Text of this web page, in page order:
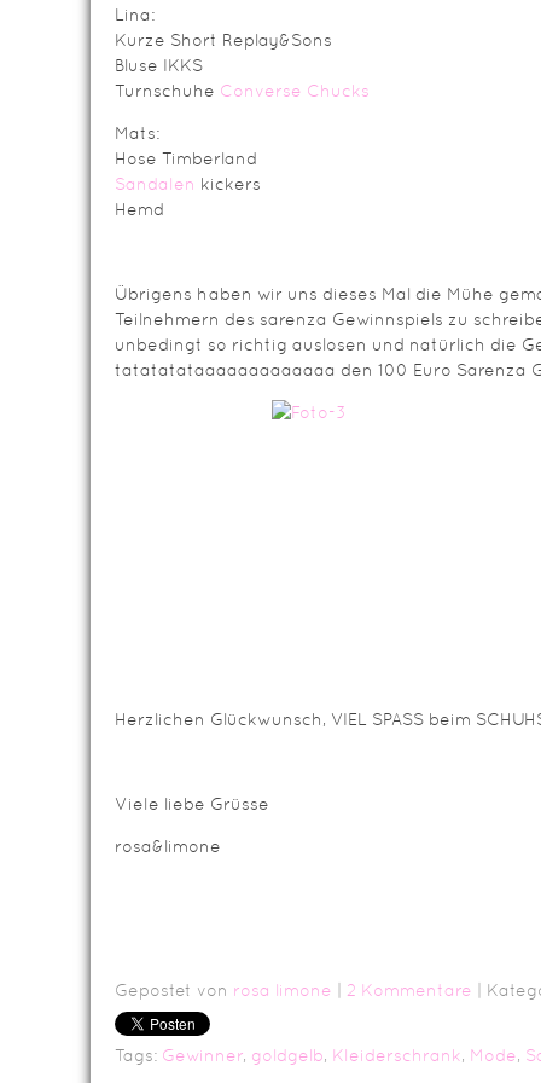
Lina:
Kurze Short Replay&Sons
Bluse IKKS
Turnschuhe Converse Chucks
Mats:
Hose Timberland
Sandalen kickers
Hemd
Übrigens haben wir uns dieses Mal die Mühe
Teilnehmern des sarenza Gewinnspiels zu
unbedingt so richtig auslosen und natürlich die
tatatatataaaaaaaaaaaaa den 100 Euro Sarenza
Herzlichen Glückwunsch, VIEL SPASS beim
Viele liebe Grüsse
rosa&limone
Gepostet von rosa limone 2 Kommentare |
Tags: Gewinner, goldgelb, Kleiderschrank, Mode,